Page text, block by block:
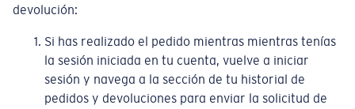
devolución:
Si has realizado el pedido mientras mientras tenías
la sesión iniciada en tu cuenta, vuelve a iniciar
sesión y navega a la sección de tu historial de
pedidos y devoluciones para enviar la solicitud de